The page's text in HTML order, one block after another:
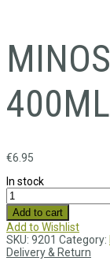
400ML
€6.95
In stock
Add to cart
Add to Wishlist
SKU: 9201 Category:
Delivery & Return